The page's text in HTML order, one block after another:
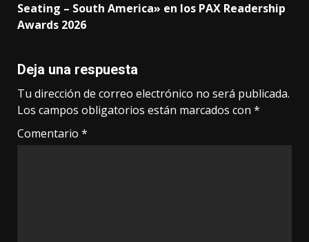
Seating – South America» en los PAX Readership
Awards 2026
Deja una respuesta
Tu dirección de correo electrónico no será publicada.
Los campos obligatorios están marcados con *
Comentario *